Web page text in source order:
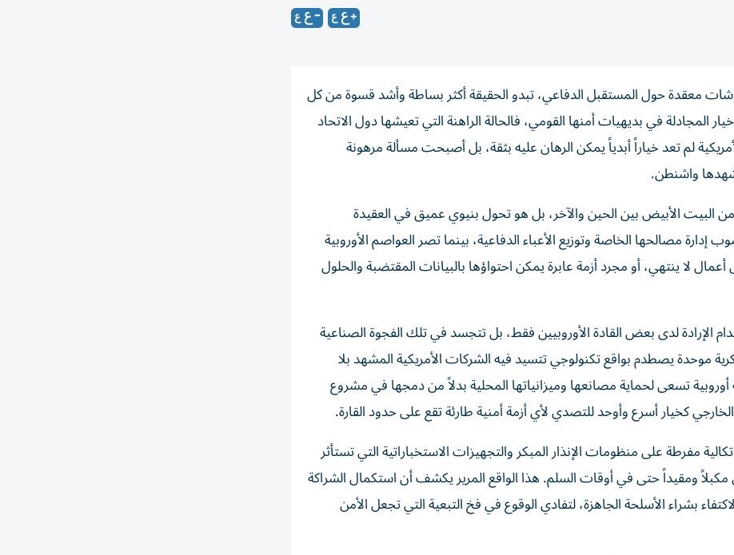
معقدة حول المستقبل الدفاعي، تبدو الحقيقة أكثر بساطة وأشد قسوة من كل
المجادلة في بديهيات أمنها القومي، فالحالة الراهنة التي تعيشها دول الاتحاد
لم تعد خياراً أبدياً يمكن الرهان عليه بثقة، بل أصبحت مسألة مرهونة
واشنطن.
البيت الأبيض بين الحين والآخر، بل هو تحول بنيوي عميق في العقيدة
مصالحها الخاصة وتوزيع الأعباء الدفاعية، بينما تصر العواصم الأوروبية
لا ينتهي، أو مجرد أزمة عابرة يمكن احتواؤها بالبيانات المقتضبة والحلول
الإرادة لدى بعض القادة الأوروبيين فقط، بل تتجسد في تلك الفجوة الصناعية
موحدة يصطدم بواقع تكنولوجي تتسيد فيه الشركات الأمريكية المشهد بلا
تسعى لحماية مصانعها وميزانياتها المحلية بدلاً من دمجها في مشروع
كخيار أسرع وأوحد للتصدي لأي أزمة أمنية طارئة تقع على حدود القارة.
مفرطة على منظومات الإنذار المبكر والتجهيزات الاستخباراتية التي تستأثر
مكبلاً ومقيداً حتى في أوقات السلم. هذا الواقع المرير يكشف أن استكمال الشراكة
بشراء الأسلحة الجاهزة، لتفادي الوقوع في فخ التبعية التي تجعل الأمن